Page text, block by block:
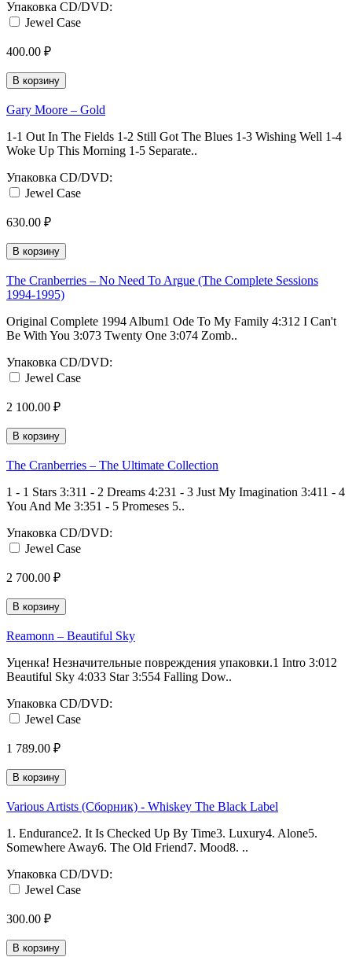
Упаковка CD/DVD:
Jewel Case
400.00 ₽
В корзину
Gary Moore ‎– Gold
1-1 Out In The Fields 1-2 Still Got The Blues 1-3 Wishing Well 1-4
Woke Up This Morning 1-5 Separate..
Упаковка CD/DVD:
Jewel Case
630.00 ₽
В корзину
The Cranberries ‎– No Need To Argue (The Complete Sessions
1994-1995)
Original Complete 1994 Album1 Ode To My Family 4:312 I Can't
Be With You 3:073 Twenty One 3:074 Zomb..
Упаковка CD/DVD:
Jewel Case
2 100.00 ₽
В корзину
The Cranberries ‎– The Ultimate Collection
1 - 1 Stars 3:311 - 2 Dreams 4:231 - 3 Just My Imagination 3:411 - 4
You And Me 3:351 - 5 Promeses 5..
Упаковка CD/DVD:
Jewel Case
2 700.00 ₽
В корзину
Reamonn ‎– Beautiful Sky
Уценка! Незначительные повреждения упаковки.1 Intro 3:012
Beautiful Sky 4:033 Star 3:554 Falling Dow..
Упаковка CD/DVD:
Jewel Case
1 789.00 ₽
В корзину
Various Artists (Сборник) - Whiskey The Black Label
1. Endurance2. It Is Checked Up By Time3. Luxury4. Alone5.
Somewhere Away6. The Old Friend7. Mood8. ..
Упаковка CD/DVD:
Jewel Case
300.00 ₽
В корзину